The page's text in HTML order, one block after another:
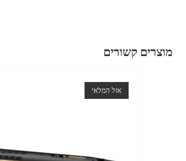
מוצרים קשורים
אזל המלאי